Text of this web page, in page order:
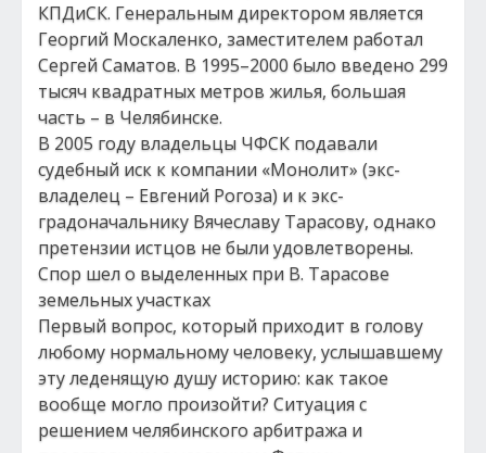
КПДиСК. Генеральным директором является
Георгий Москаленко, заместителем работал
Сергей Саматов. В 1995–2000 было введено 299
тысяч квадратных метров жилья, большая
часть – в Челябинске.
В 2005 году владельцы ЧФСК подавали
судебный иск к компании «Монолит» (экс-
владелец – Евгений Рогоза) и к экс-
градоначальнику Вячеславу Тарасову, однако
претензии истцов не были удовлетворены.
Спор шел о выделенных при В. Тарасове
земельных участках
Первый вопрос, который приходит в голову
любому нормальному человеку, услышавшему
эту леденящую душу историю: как такое
вообще могло произойти? Ситуация с
решением челябинского арбитража и